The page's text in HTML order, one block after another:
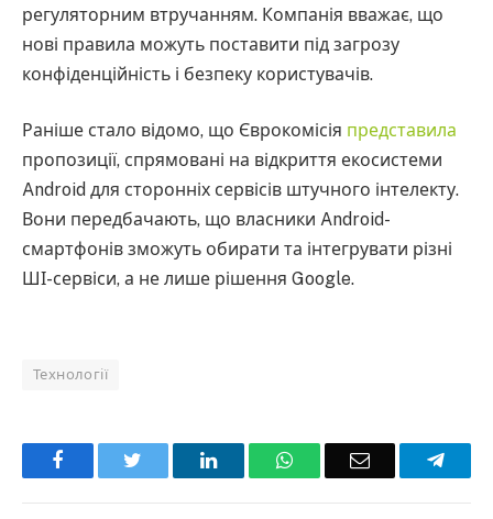
регуляторним втручанням. Компанія вважає, що
нові правила можуть поставити під загрозу
конфіденційність і безпеку користувачів.
Раніше стало відомо, що Єврокомісія представила
пропозиції, спрямовані на відкриття екосистеми
Android для сторонніх сервісів штучного інтелекту.
Вони передбачають, що власники Android-
смартфонів зможуть обирати та інтегрувати різні
ШІ-сервіси, а не лише рішення Google.
Технології
Facebook LinkedInWhatsAppEmail